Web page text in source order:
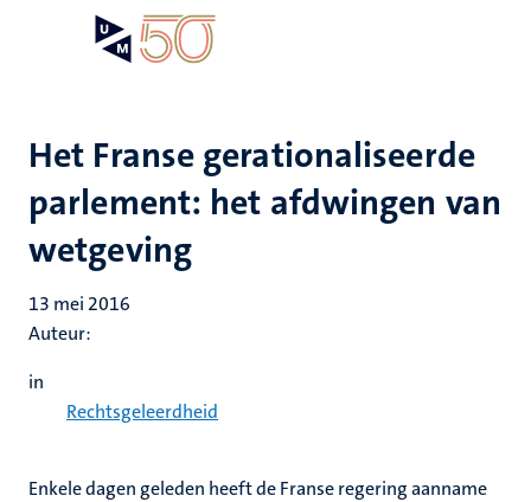
gaanHet Franse gerationaliseerde
parlement: het afdwingen van
wetgeving
13 mei 2016
Auteur:
in
Rechtsgeleerdheid
Enkele dagen geleden heeft de Franse regering aanname